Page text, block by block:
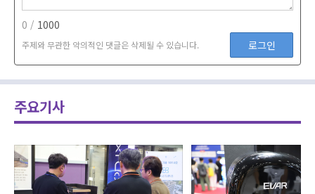
0 / 1000
주제와 무관한 악의적인 댓글은 삭제될 수 있습니다. 로그인
주요기사